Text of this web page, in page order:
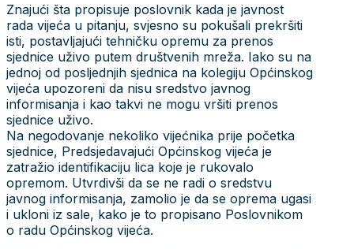
Znajući šta propisuje poslovnik kada je javnost
rada vijeća u pitanju, svjesno su pokušali prekršiti
isti, postavljajući tehničku opremu za prenos
sjednice uživo putem društvenih mreža. Iako su na
jednoj od posljednjih sjednica na kolegiju Općinskog
vijeća upozoreni da nisu sredstvo javnog
informisanja i kao takvi ne mogu vršiti prenos
sjednice uživo.
Na negodovanje nekoliko vijećnika prije početka
sjednice, Predsjedavajući Općinskog vijeća je
zatražio identifikaciju lica koje je rukovalo
opremom. Utvrdivši da se ne radi o sredstvu
javnog informisanja, zamolio je da se oprema ugasi
i ukloni iz sale, kako je to propisano Poslovnikom
o radu Općinskog vijeća.